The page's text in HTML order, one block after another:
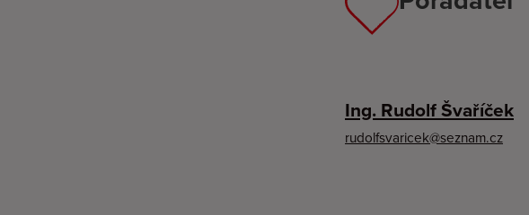
Ing. Rudolf Švaříček
rudolfsvaricek@seznam.cz